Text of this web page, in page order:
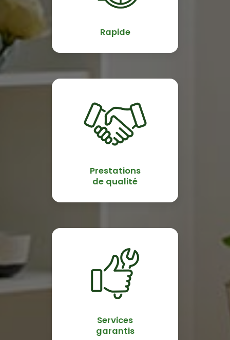
Rapide
Prestations
de qualité
Services
garantis